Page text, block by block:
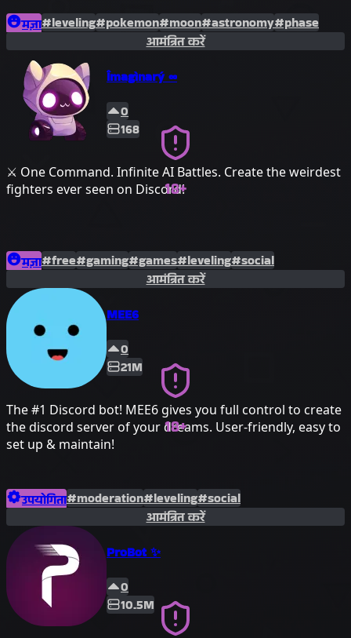
मज़ा#leveling#pokemon#moon#astronomy#phase
आमंत्रित करें
18+
Îmagìnarý ∞
0
168
⚔️ One Command. Infinite AI Battles. Create the weirdest
fighters ever seen on Discord!
मज़ा#free#gaming#games#leveling#social
आमंत्रित करें
18+
MEE6
0
21M
The #1 Discord bot! MEE6 gives you full control to create
the discord server of your dreams. User-friendly, easy to
set up & maintain!
उपयोगिता#moderation#leveling#social
आमंत्रित करें
ProBot ✨
0
10.5M